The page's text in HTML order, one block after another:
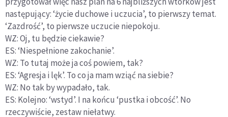
następujący: ‘życie duchowe i uczucia’, to pierwszy temat.
‘Zazdrość’, to pierwsze uczucie niepokoju.
WZ: Oj, tu będzie ciekawie?
ES: ‘Niespełnione zakochanie’.
WZ: To tutaj może ja coś powiem, tak?
ES: ‘Agresja i lęk’. To co ja mam wziąć na siebie?
WZ: No tak by wypadało, tak.
ES: Kolejno: ‘wstyd’. I na końcu ‘pustka i obcość’. No
rzeczywiście, zestaw niełatwy.